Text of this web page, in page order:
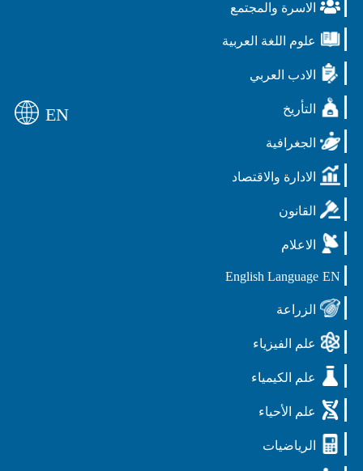
الاسرة والمجتمع
علوم اللغة العربية
الادب العربي
التأريخ
الجغرافية
الادارة والاقتصاد
القانون
الاعلام
EN
English Language
الزراعة
علم الفيزياء
علم الكيمياء
علم الأحياء
الرياضيات
EN